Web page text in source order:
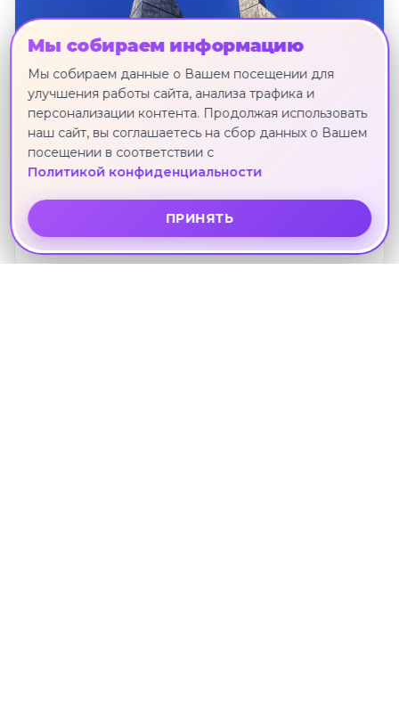
"Город Находка + остров Путятина"
(БЕЗ ПРОЖИВАНИЯ), однодневный тур
Владивосток · 26 июня · 1 ноч.
Мы собираем информацию
Мы собираем данные о Вашем посещении для
улучшения работы сайта, анализа трафика и
персонализации контента. Продолжая использовать
наш сайт, вы соглашаетесь на сбор данных о Вашем
посещении в соответствии с
Политикой конфиденциальности
ПРИНЯТЬ